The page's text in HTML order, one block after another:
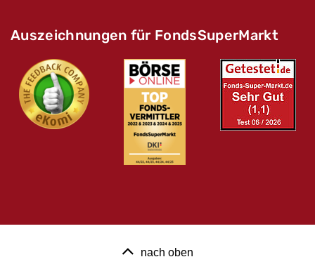
Auszeichnungen für FondsSuperMarkt
nach oben